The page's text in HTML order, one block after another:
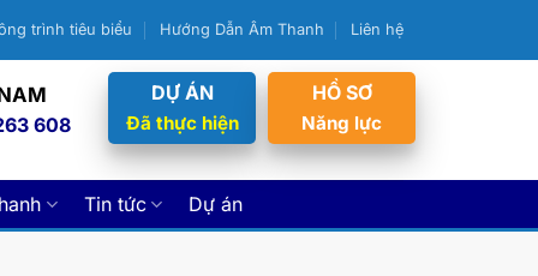
trình tiêu biểu Hướng Dẫn Âm Thanh Liên hệ
608
DỰ ÁN
Đã thực hiện
HỒ SƠ
Năng lực
Tin tức Dự án